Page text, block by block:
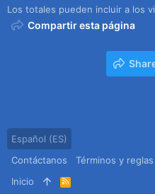
Los totales pueden incluir a los
Compartir esta página
Español (ES)
Contáctanos
Términos y reglas
Inicio
R
S